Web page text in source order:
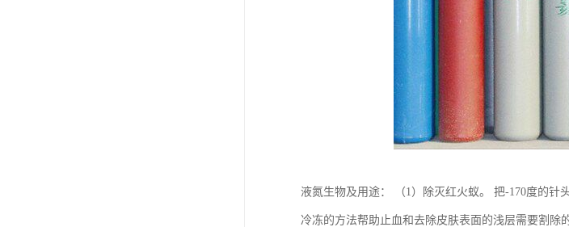
液氮生物及用途： （1）除灭红火蚁。 把-170度的针
冷冻的方法帮助止血和去除皮肤表面的浅层需要割除